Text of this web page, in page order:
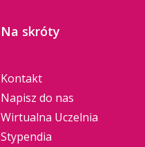
Na skróty
Kontakt
Napisz do nas
Wirtualna Uczelnia
Stypendia